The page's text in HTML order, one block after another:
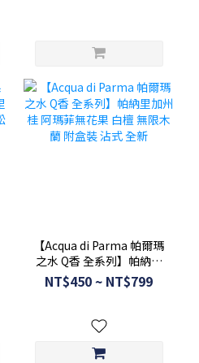
【Acqua di Parma 帕爾瑪
之水 Q香 全系列】帕納里
加州桂 阿瑪菲無花果 白檀
無限木蘭 附盒裝 沾式 全新
NT$450 ~ NT$799